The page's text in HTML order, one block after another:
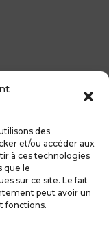
des
et/ou accéder aux
à ces technologies
que le
sur ce site. Le fait
peut avoir un
fonctions.
sourire :)
...
légales